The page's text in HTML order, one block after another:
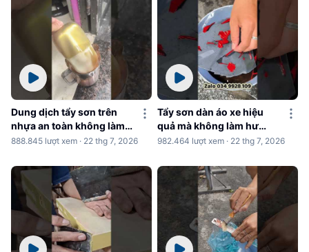
Dung dịch tẩy sơn trên
nhựa an toàn không làm
hư nhựa
888.845 lượt xem · 22 thg 7, 2026
Tẩy sơn dàn áo xe hiệu
quả mà không làm hư
nhựa
982.464 lượt xem · 22 thg 7, 2026